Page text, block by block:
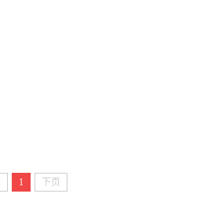
1 下页